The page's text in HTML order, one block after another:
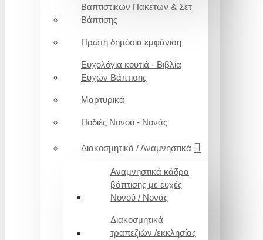
Βαπτιστικών Πακέτων & Σετ
Βάπτισης
Πρώτη δημόσια εμφάνιση
Ευχολόγια κουτιά - Βιβλία
Ευχών Βάπτισης
Μαρτυρικά
Ποδιές Νονού - Νονάς
Διακοσμητικά / Αναμνηστικά
Αναμνηστικά κάδρα
βάπτισης με ευχές
Νονού / Νονάς
Διακοσμητικά
τραπεζιών /εκκλησίας